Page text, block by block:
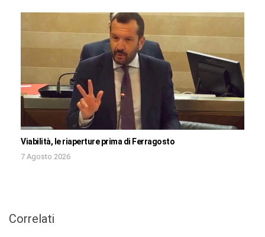
Viabilità, le riaperture prima di Ferragosto
7 Agosto 2026
Correlati